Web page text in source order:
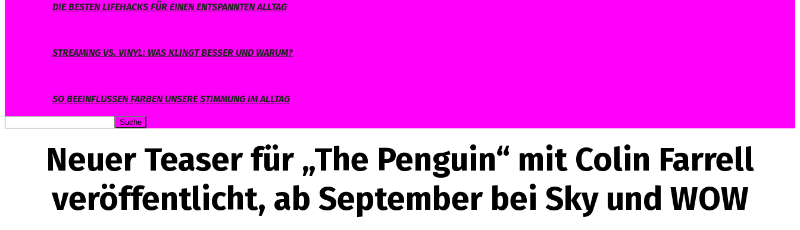
DIE BESTEN LIFEHACKS FÜR EINEN ENTSPANNTEN ALLTAG
STREAMING VS. VINYL: WAS KLINGT BESSER UND WARUM?
SO BEEINFLUSSEN FARBEN UNSERE STIMMUNG IM ALLTAG
Neuer Teaser für „The Penguin“ mit Colin Farrell
veröffentlicht, ab September bei Sky und WOW